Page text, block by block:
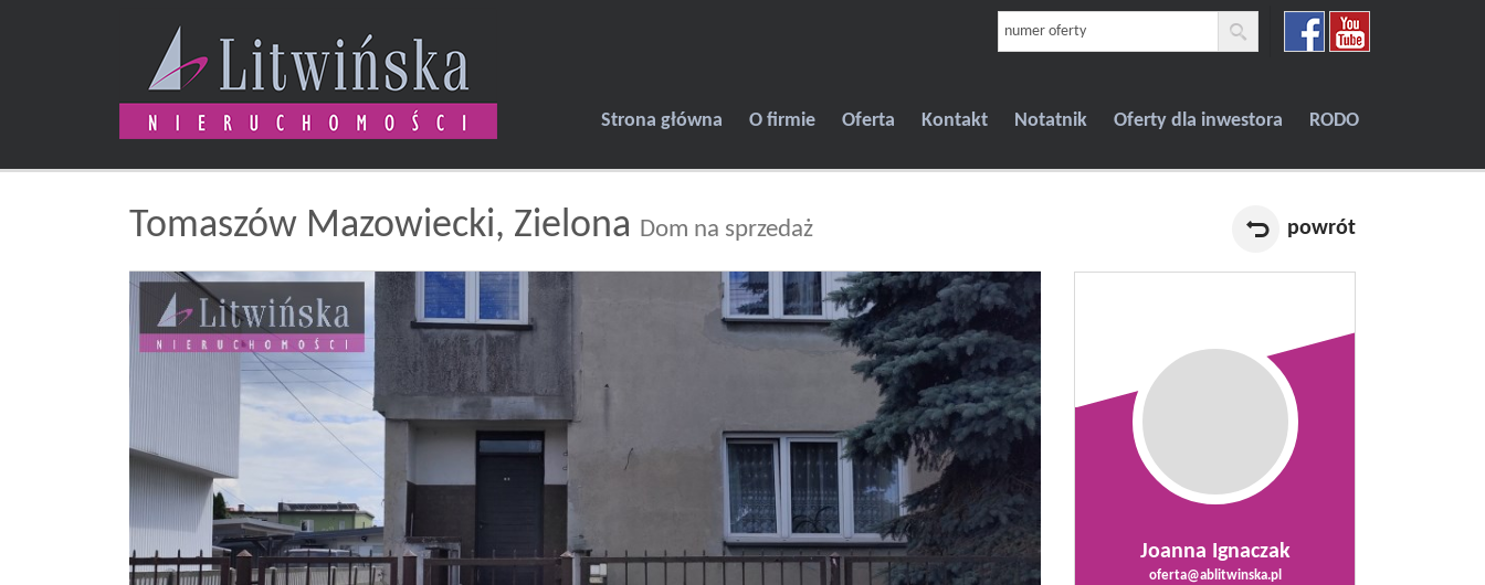
Strona główna O firmie Oferta Kontakt Notatnik Oferty dla inwestora RODO
Tomaszów Mazowiecki, Zielona Dom na sprzedaż powrót
+
−
Joanna Ignaczak
oferta@ablitwinska.pl